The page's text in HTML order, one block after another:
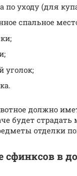
по уходу (для
спальное
уголок;
должно
будет страдать
отделки
сфинксов в